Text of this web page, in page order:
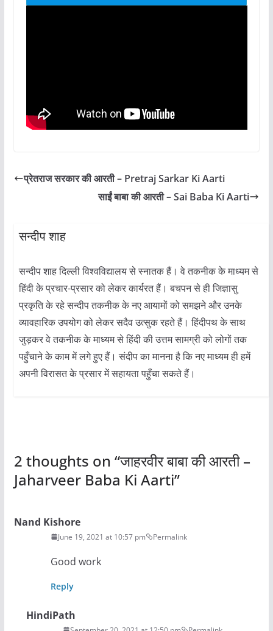
प्रेतराज सरकार की आरती – Pretraj Sarkar Ki Aarti
साईं बाबा की आरती – Sai Baba Ki Aarti
सन्दीप शाह
सन्दीप शाह दिल्ली विश्वविद्यालय से स्नातक हैं। वे तकनीक के माध्यम से
हिंदी के प्रचार-प्रसार को लेकर कार्यरत हैं। बचपन से ही जिज्ञासु
प्रकृति के रहे सन्दीप तकनीक के नए आयामों को समझने और उनके
व्यावहारिक उपयोग को लेकर सदैव उत्सुक रहते हैं। हिंदीपथ के साथ
जुड़कर वे तकनीक के माध्यम से हिंदी की उत्तम सामग्री को लोगों तक
पहुँचाने के काम में लगे हुए हैं। संदीप का मानना है कि नए माध्यम ही हमें
अपनी विरासत के प्रसार में सहायता पहुँचा सकते हैं।
2 thoughts on “जाहरवीर बाबा की आरती –
Jaharveer Baba Ki Aarti”
Nand Kishore
June 19, 2021 at 10:57 pm Permalink
Good work
Reply
HindiPath